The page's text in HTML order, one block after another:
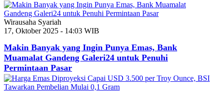
Wirausaha Syariah
17, Oktober 2025 - 14:03 WIB
Makin Banyak yang Ingin Punya Emas, Bank
Muamalat Gandeng Galeri24 untuk Penuhi
Permintaan Pasar